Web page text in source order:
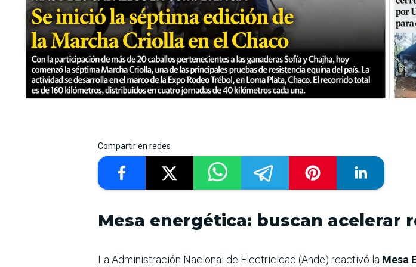
Compartir en redes
Mesa energética: buscan acelerar
La Administración Nacional de Electricidad (Ande) reactivó la Mesa